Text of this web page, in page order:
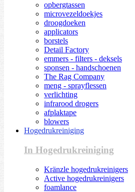
opbergtassen
microvezeldoekjes
droogdoeken
applicators
borstels
Detail Factory
emmers - filters - deksels
sponsen - handschoenen
The Rag Company
meng - sprayflessen
verlichting
infrarood drogers
afplaktape
blowers
Hogedrukreiniging
In Hogedrukreiniging
Kränzle hogedrukreinigers
Active hogedrukreinigers
foamlance